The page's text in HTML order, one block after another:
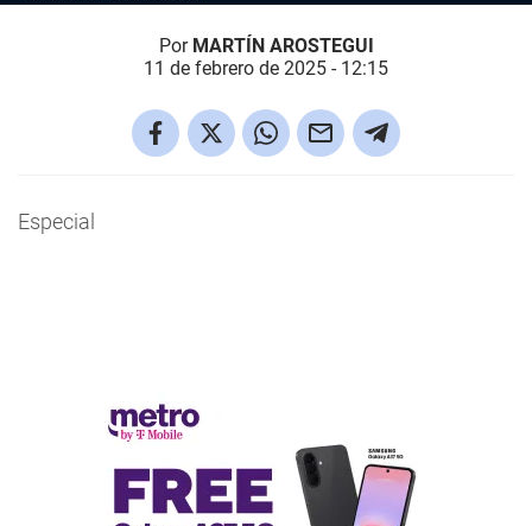
Por MARTÍN AROSTEGUI
11 de febrero de 2025 - 12:15
Especial